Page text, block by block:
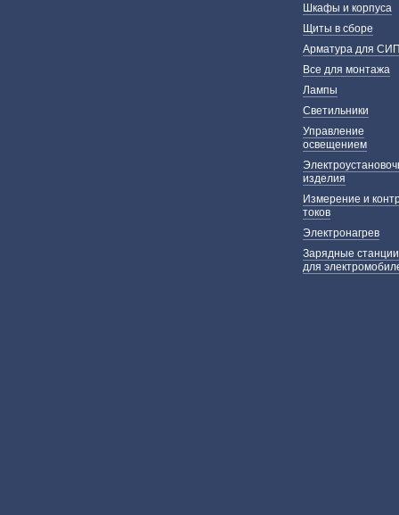
Шкафы и корпуса
Щиты в сборе
Арматура для
Все для монтажа
Лампы
Светильники
Управление
освещением
изделия
Измерение и
токов
Электронагрев
Зарядные станции
для